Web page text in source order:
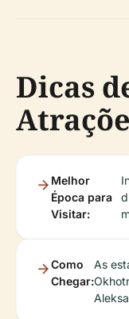
Dicas
Melhor
Época para
Visitar:
Como
Chegar:
As